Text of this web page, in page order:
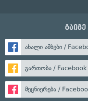
ახალი ამბები /
გართობა / Facebook
მეცნიერება /